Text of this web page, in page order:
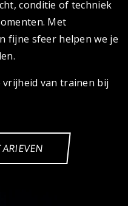
conditie of techniek
Met
fijne sfeer helpen we je
vrijheid van trainen bij